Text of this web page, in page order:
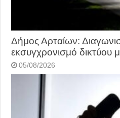
Δήμος Αρταίων:
εκσυγχρονισμό δικτύου
05/08/2026